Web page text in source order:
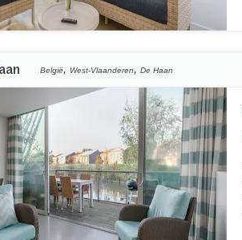
België, West-Vlaanderen,De Haan